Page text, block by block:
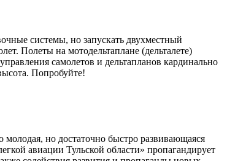
системы, но запускать двухместный
Полеты на мотодельтаплане (дельталете)
самолетов и дельтапланов кардинально
Попробуйте!
но достаточно быстро развивающаяся
авиации Тульской области» пропагандирует